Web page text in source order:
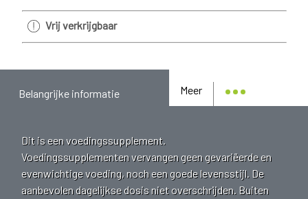
Vrij verkrijgbaar
Meer
Belangrijke informatie
Dit is een voedingssupplement.
Voedingssupplementen vervangen geen gevariëerde en
evenwichtige voeding, noch een goede levensstijl. De
aanbevolen dagelijkse dosis niet overschrijden. Buiten